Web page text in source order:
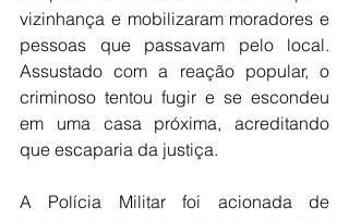
vizinhança e mobilizaram moradores e
pessoas que passavam pelo local.
Assustado com a reação popular, o
criminoso tentou fugir e se escondeu
em uma casa próxima, acreditando
que escaparia da justiça.
A Polícia Militar foi acionada de